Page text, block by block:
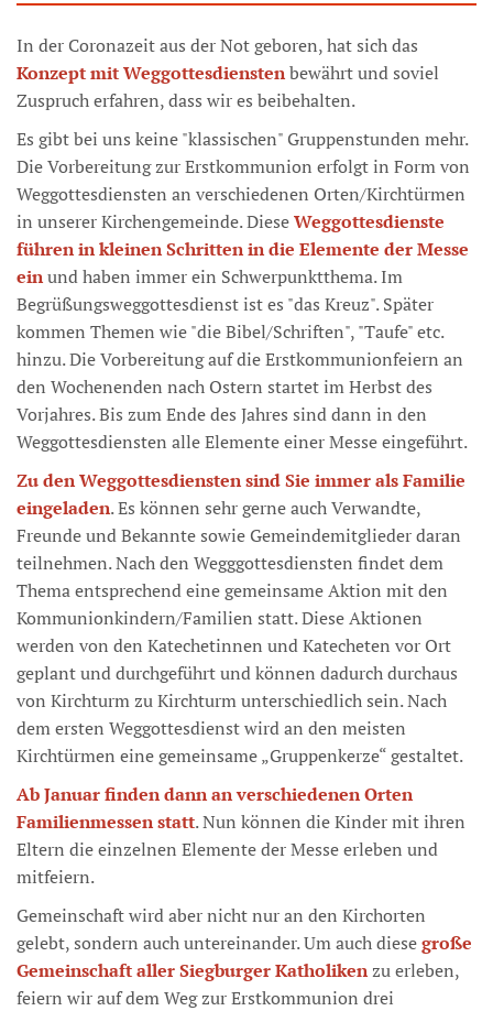
In der Coronazeit aus der Not geboren, hat sich das
Konzept mit Weggottesdienstenbewährt und soviel
Zuspruch erfahren, dass wir es beibehalten.
Es gibt bei uns keine "klassischen" Gruppenstunden mehr.
Die Vorbereitung zur Erstkommunion erfolgt in Form von
Weggottesdiensten an verschiedenen Orten/Kirchtürmen
in unserer Kirchengemeinde. DieseWeggottesdienste
führen in kleinen Schritten in die Elemente der Messe
einund haben immer ein Schwerpunktthema. Im
Begrüßungsweggottesdienst ist es "das Kreuz". Später
kommen Themen wie "die Bibel/Schriften", "Taufe" etc.
hinzu. Die Vorbereitung auf die Erstkommunionfeiern an
den Wochenenden nach Ostern startet im Herbst des
Vorjahres. Bis zum Ende des Jahres sind dann in den
Weggottesdiensten alle Elemente einer Messe eingeführt.
Zu den Weggottesdiensten sind Sie immer als Familie
eingeladen. Es können sehr gerne auch Verwandte,
Freunde und Bekannte sowie Gemeindemitglieder daran
teilnehmen. Nach den Wegggottesdiensten findet dem
Thema entsprechend eine gemeinsame Aktion mit den
Kommunionkindern/Familien statt. Diese Aktionen
werden von den Katechetinnen und Katecheten vor Ort
geplant und durchgeführt und können dadurch durchaus
von Kirchturm zu Kirchturm unterschiedlich sein. Nach
dem ersten Weggottesdienst wird an den meisten
Kirchtürmen eine gemeinsame „Gruppenkerze“ gestaltet.
Ab Januar finden dann an verschiedenen Orten
Familienmessen statt. Nun können die Kinder mit ihren
Eltern die einzelnen Elemente der Messe erleben und
mitfeiern.
Gemeinschaft wird aber nicht nur an den Kirchorten
gelebt, sondern auch untereinander. Um auch diesegroße
Gemeinschaft aller Siegburger Katholikenzu erleben,
feiern wir auf dem Weg zur Erstkommunion drei